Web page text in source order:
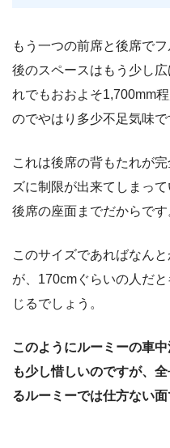
もう一つの前席と後席で
後のスペースはもう少し
れでもおおよそ1,700mm
のでやはり多少不足気味で
これは後席の背もたれが
ズに制限が出来てしまっ
後席の座面までだからです
このサイズであればなん
が、170cmぐらいの人だ
じるでしょう。
このようにルーミーの車
も少し惜しいのですが、
るルーミーでは仕方ない面